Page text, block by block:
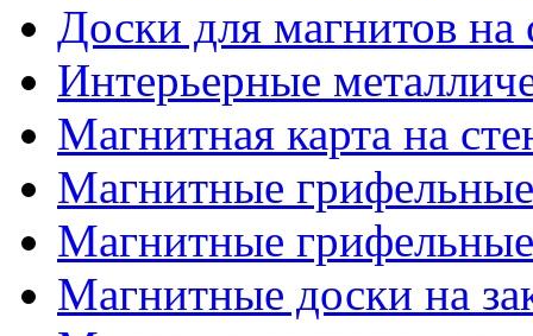
Доски для магнитов на
Интерьерные
Магнитная карта на
Магнитные
Магнитные
Магнитные доски на